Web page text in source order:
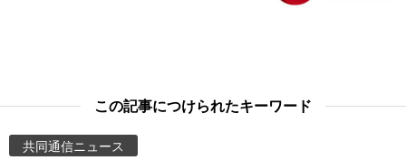
スポーツ・東京2020
Images
この記事につけられたキーワード
共同通信ニュース